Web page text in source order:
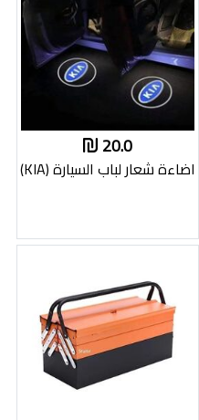
20.0
اضاءة شعار لباب السيارة (KIA)